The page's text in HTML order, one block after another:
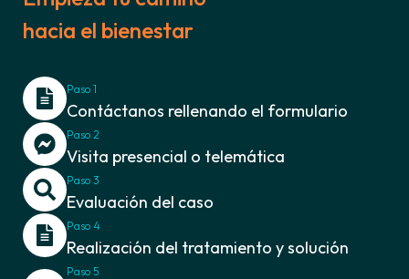
hacia el bienestar
Paso 1
Contáctanos rellenando el formulario
Paso 2
Visita presencial o telemática
Paso 3
Evaluación del caso
Paso 4
Realización del tratamiento y solución
Paso 5